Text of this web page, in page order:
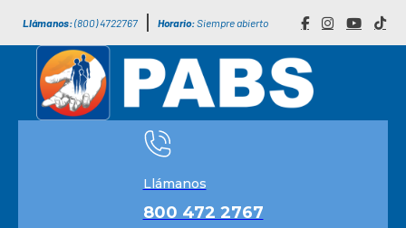
Llámanos:(800) 4722767 Horario:Siempre abierto
Llámanos
800 472 2767